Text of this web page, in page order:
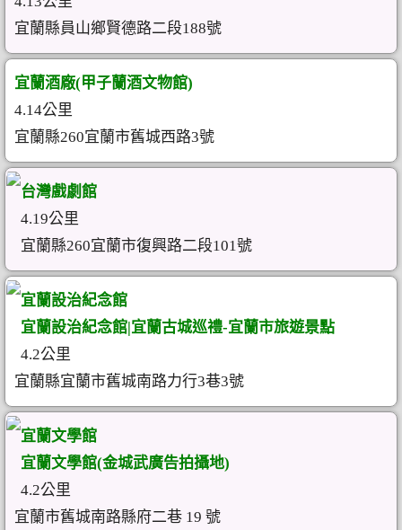
宜蘭縣員山鄉賢德路二段188號
宜蘭酒廠(甲子蘭酒文物館)
4.14公里
宜蘭縣260宜蘭市舊城西路3號
台灣戲劇館
4.19公里
宜蘭縣260宜蘭市復興路二段101號
宜蘭設治紀念館
宜蘭設治紀念館|宜蘭古城巡禮-宜蘭市旅遊景點
4.2公里
宜蘭縣宜蘭市舊城南路力行3巷3號
宜蘭文學館
宜蘭文學館(金城武廣告拍攝地)
4.2公里
宜蘭市舊城南路縣府二巷 19 號